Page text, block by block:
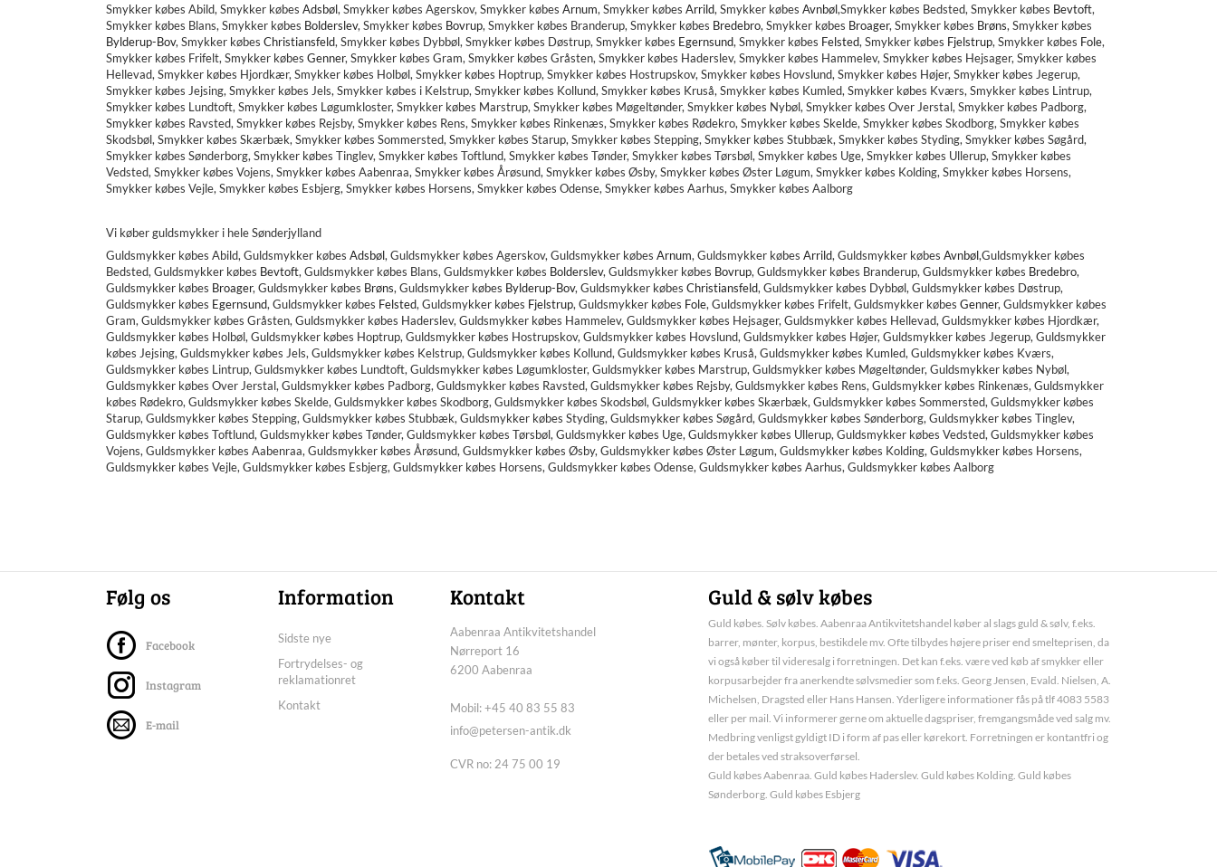
Smykker købes Abild, Smykker købes Adsbøl, Smykker købes Agerskov, Smykker købes Arnum, Smykker købes Arrild, Smykker købes Avnbøl,Smykker købes Bedsted, Smykker købes Bevtoft,
Smykker købes Blans, Smykker købes Bolderslev, Smykker købes Bovrup, Smykker købes Branderup, Smykker købes Bredebro, Smykker købes Broager, Smykker købes Brøns, Smykker købes
Bylderup-Bov, Smykker købes Christiansfeld, Smykker købes Dybbøl, Smykker købes Døstrup, Smykker købes Egernsund, Smykker købes Felsted, Smykker købes Fjelstrup, Smykker købes Fole,
Smykker købes Frifelt, Smykker købes Genner, Smykker købes Gram, Smykker købes Gråsten, Smykker købes Haderslev, Smykker købes Hammelev, Smykker købes Hejsager, Smykker købes
Hellevad, Smykker købes Hjordkær, Smykker købes Holbøl, Smykker købes Hoptrup, Smykker købes Hostrupskov, Smykker købes Hovslund, Smykker købes Højer, Smykker købes Jegerup,
Smykker købes Jejsing, Smykker købes Jels, Smykker købes i Kelstrup, Smykker købes Kollund, Smykker købes Kruså, Smykker købes Kumled, Smykker købes Kværs, Smykker købes Lintrup,
Smykker købes Lundtoft, Smykker købes Løgumkloster, Smykker købes Marstrup, Smykker købes Møgeltønder, Smykker købes Nybøl, Smykker købes Over Jerstal, Smykker købes Padborg,
Smykker købes Ravsted, Smykker købes Rejsby, Smykker købes Rens, Smykker købes Rinkenæs, Smykker købes Rødekro, Smykker købes Skelde, Smykker købes Skodborg, Smykker købes
Skodsbøl, Smykker købes Skærbæk, Smykker købes Sommersted, Smykker købes Starup, Smykker købes Stepping, Smykker købes Stubbæk, Smykker købes Styding, Smykker købes Søgård,
Smykker købes Sønderborg, Smykker købes Tinglev, Smykker købes Toftlund, Smykker købes Tønder, Smykker købes Tørsbøl, Smykker købes Uge, Smykker købes Ullerup, Smykker købes
Vedsted, Smykker købes Vojens, Smykker købes Aabenraa, Smykker købes Årøsund, Smykker købes Øsby, Smykker købes Øster Løgum, Smykker købes Kolding, Smykker købes Horsens,
Smykker købes Vejle, Smykker købes Esbjerg, Smykker købes Horsens, Smykker købes Odense, Smykker købes Aarhus, Smykker købes Aalborg
Vi køber guldsmykker i hele Sønderjylland
Guldsmykker købes Abild, Guldsmykker købes Adsbøl, Guldsmykker købes Agerskov, Guldsmykker købes Arnum, Guldsmykker købes Arrild, Guldsmykker købes Avnbøl,Guldsmykker købes
Bedsted, Guldsmykker købes Bevtoft, Guldsmykker købes Blans, Guldsmykker købes Bolderslev, Guldsmykker købes Bovrup, Guldsmykker købes Branderup, Guldsmykker købes Bredebro,
Guldsmykker købes Broager, Guldsmykker købes Brøns, Guldsmykker købes Bylderup-Bov, Guldsmykker købes Christiansfeld, Guldsmykker købes Dybbøl, Guldsmykker købes Døstrup,
Guldsmykker købes Egernsund, Guldsmykker købes Felsted, Guldsmykker købes Fjelstrup, Guldsmykker købes Fole, Guldsmykker købes Frifelt, Guldsmykker købes Genner, Guldsmykker købes
Gram, Guldsmykker købes Gråsten, Guldsmykker købes Haderslev, Guldsmykker købes Hammelev, Guldsmykker købes Hejsager, Guldsmykker købes Hellevad, Guldsmykker købes Hjordkær,
Guldsmykker købes Holbøl, Guldsmykker købes Hoptrup, Guldsmykker købes Hostrupskov, Guldsmykker købes Hovslund, Guldsmykker købes Højer, Guldsmykker købes Jegerup, Guldsmykker
købes Jejsing, Guldsmykker købes Jels, Guldsmykker købes Kelstrup, Guldsmykker købes Kollund, Guldsmykker købes Kruså, Guldsmykker købes Kumled, Guldsmykker købes Kværs,
Guldsmykker købes Lintrup, Guldsmykker købes Lundtoft, Guldsmykker købes Løgumkloster, Guldsmykker købes Marstrup, Guldsmykker købes Møgeltønder, Guldsmykker købes Nybøl,
Guldsmykker købes Over Jerstal, Guldsmykker købes Padborg, Guldsmykker købes Ravsted, Guldsmykker købes Rejsby, Guldsmykker købes Rens, Guldsmykker købes Rinkenæs, Guldsmykker
købes Rødekro, Guldsmykker købes Skelde, Guldsmykker købes Skodborg, Guldsmykker købes Skodsbøl, Guldsmykker købes Skærbæk, Guldsmykker købes Sommersted, Guldsmykker købes
Starup, Guldsmykker købes Stepping, Guldsmykker købes Stubbæk, Guldsmykker købes Styding, Guldsmykker købes Søgård, Guldsmykker købes Sønderborg, Guldsmykker købes Tinglev,
Guldsmykker købes Toftlund, Guldsmykker købes Tønder, Guldsmykker købes Tørsbøl, Guldsmykker købes Uge, Guldsmykker købes Ullerup, Guldsmykker købes Vedsted, Guldsmykker købes
Vojens, Guldsmykker købes Aabenraa, Guldsmykker købes Årøsund, Guldsmykker købes Øsby, Guldsmykker købes Øster Løgum, Guldsmykker købes Kolding, Guldsmykker købes Horsens,
Guldsmykker købes Vejle, Guldsmykker købes Esbjerg, Guldsmykker købes Horsens, Guldsmykker købes Odense, Guldsmykker købes Aarhus, Guldsmykker købes Aalborg
Følg os
Facebook
Instagram
E-mail
Information
Sidste nye
Fortrydelses- og
reklamationret
Kontakt
Kontakt
Aabenraa Antikvitetshandel
Nørreport 16
6200 Aabenraa
Mobil: +45 40 83 55 83
info@petersen-antik.dk
CVR no: 24 75 00 19
Guld & sølv købes
Guld købes. Sølv købes. Aabenraa Antikvitetshandel køber al slags guld & sølv, f.eks.
barrer, mønter, korpus, bestikdele mv. Ofte tilbydes højere priser end smelteprisen, da
vi også køber til videresalg i forretningen. Det kan f.eks. være ved køb af smykker eller
korpusarbejder fra anerkendte sølvsmedier som f.eks. Georg Jensen, Evald. Nielsen, A.
Michelsen, Dragsted eller Hans Hansen. Yderligere informationer fås på tlf 4083 5583
eller per mail. Vi informerer gerne om aktuelle dagspriser, fremgangsmåde ved salg mv.
Medbring venligst gyldigt ID i form af pas eller kørekort. Forretningen er kontantfri og
der betales ved straksoverførsel.
Guld købes Aabenraa. Guld købes Haderslev. Guld købes Kolding. Guld købes
Sønderborg. Guld købes Esbjerg